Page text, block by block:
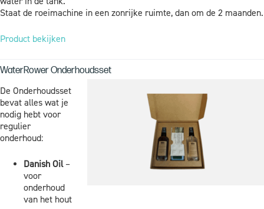
Staat de roeimachine in een zonrijke ruimte, dan om de 2 maanden.
Product bekijken
WaterRower Onderhoudsset
De Onderhoudsset
bevat alles wat je
nodig hebt voor
regulier
onderhoud:
Danish Oil–
voor
onderhoud
van het hout